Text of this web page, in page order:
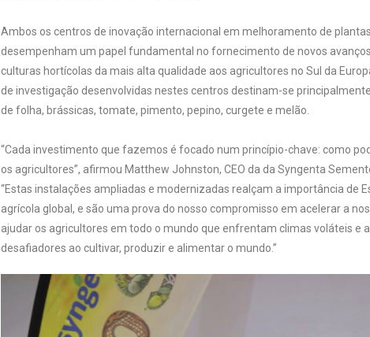
Ambos os centros de inovação internacional em melhoramento de
desempenham um papel fundamental no fornecimento de novos
culturas hortícolas da mais alta qualidade aos agricultores no Sul da
de investigação desenvolvidas nestes centros destinam-se
de folha, brássicas, tomate, pimento, pepino, curgete e melão.
“Cada investimento que fazemos é focado num princípio-chave: como
os agricultores”, afirmou Matthew Johnston, CEO da da Syngenta
“Estas instalações ampliadas e modernizadas realçam a importância de
agrícola global, e são uma prova do nosso compromisso em acelerar a
ajudar os agricultores em todo o mundo que enfrentam climas voláteis e
desafiadores ao cultivar, produzir e alimentar o mundo.”